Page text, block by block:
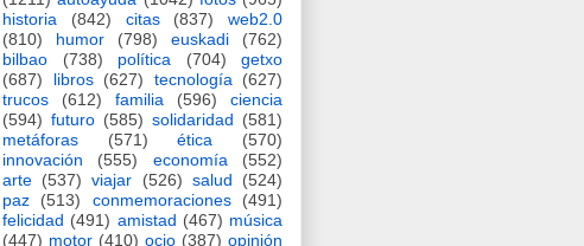
historia
(842) citas (837)
web2.0
(810)
humor (798) euskadi
(762)
bilbao
(738) política (704)
getxo
(687)
libros (627) tecnología
(627)
trucos
(612) familia (596)
ciencia
(594) futuro (585) solidaridad (581)
metáforas
(571) ética
(570)
innovación
(555) economía
(552)
arte (537) viajar (526) salud
(524)
paz
(513) conmemoraciones
(491)
felicidad (491) amistad (467) música
(447) motor (410) ocio (387) opinión